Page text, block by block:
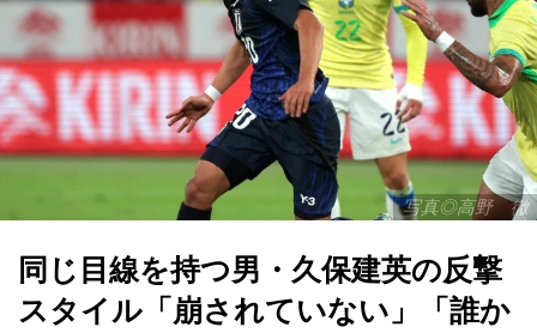
写真◎高野 徹
同じ目線を持つ男・久保建英の反撃
スタイル「崩されていない」「誰か